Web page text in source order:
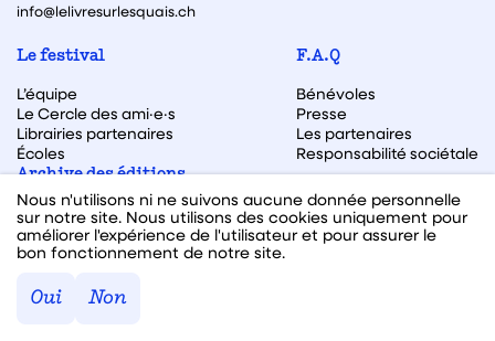
info@lelivresurlesquais.ch
Le festival
L’équipe
Le Cercle des ami·e·s
Librairies partenaires
Écoles
F.A.Q
Bénévoles
Presse
Les partenaires
Responsabilité sociétale
Archive des éditions
Archive des autrices et auteurs
Facebook
Instagram
Linkedin
Youtube
Nous n'utilisons ni ne suivons aucune donnée personnelle
sur notre site. Nous utilisons des cookies uniquement pour
améliorer l'expérience de l'utilisateur et pour assurer le
bon fonctionnement de notre site.
Oui Non